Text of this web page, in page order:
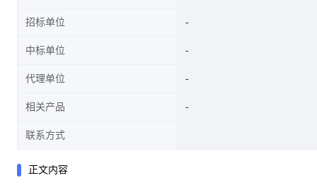
招标单位
中标单位
代理单位
相关产品
联系方式
正文内容